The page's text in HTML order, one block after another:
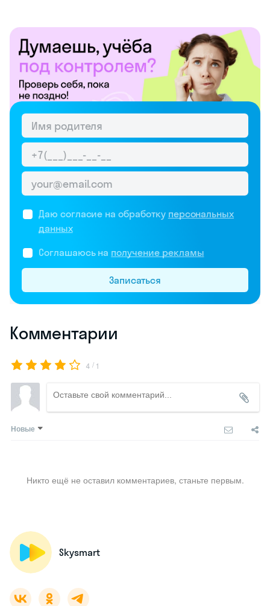
Даю согласие на обработку персональных
данных
Соглашаюсь на получение рекламы
Записаться
Комментарии
4 / 1
Новые
Никто ещё не оставил комментариев, станьте первым.
Skysmart